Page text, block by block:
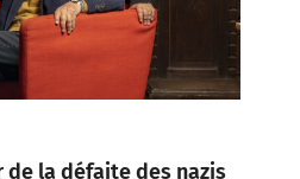
de la défaite des nazis